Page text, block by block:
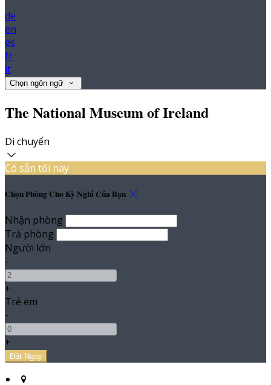
de
en
es
fr
it
Chọn ngôn ngữ
The National Museum of Ireland
Di chuyển
Có sẵn tối nay
Chọn Phòng Cho Kỳ Nghỉ Của Bạn
Nhận phòng
Trả phòng
Người lớn
-
+
Trẻ em
-
+